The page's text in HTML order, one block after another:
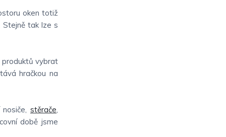
oken totiž
Stejně tak lze s
vybrat
hračkou na
nosiče,stěrače,
době jsme